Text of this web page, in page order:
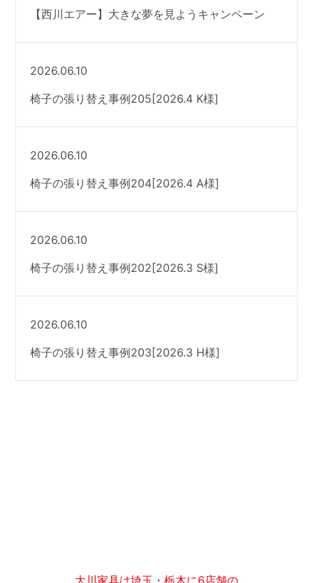
【西川エアー】大きな夢を見ようキャンペーン
2026.06.10
椅子の張り替え事例205[2026.4 K様]
2026.06.10
椅子の張り替え事例204[2026.4 A様]
2026.06.10
椅子の張り替え事例202[2026.3 S様]
2026.06.10
椅子の張り替え事例203[2026.3 H様]